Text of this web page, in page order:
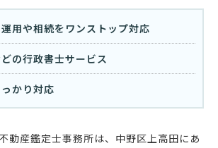
用や相続をワンストップ対応
の行政書士サービス
かり対応
動産鑑定士事務所は、中野区上高田にあ